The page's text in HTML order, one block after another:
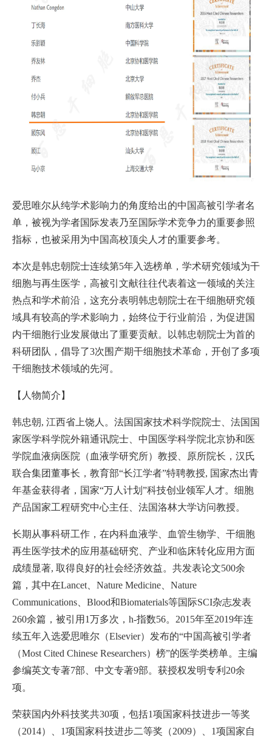
爱思唯尔从纯学术影响力的角度给出的中国高被引学者名
单，被视为学者国际发表乃至国际学术竞争力的重要参照
指标，也被采用为中国高校顶尖人才的重要参考。
本次是韩忠朝院士连续第5年入选榜单，学术研究领域为干
细胞与再生医学，高被引文献往往代表着这一领域的关注
热点和学术前沿，这充分表明韩忠朝院士在干细胞研究领
域具有较高的学术影响力，始终位于行业前沿，为促进国
内干细胞行业发展做出了重要贡献。以韩忠朝院士为首的
科研团队，倡导了3次围产期干细胞技术革命，开创了多项
干细胞技术领域的先河。
【人物简介】
韩忠朝, 江西省上饶人。法国国家技术科学院院士、法国国
家医学科学院外籍通讯院士、中国医学科学院北京协和医
学院血液病医院（血液学研究所）教授、原所院长，汉氏
联合集团董事长，教育部“长江学者”特聘教授, 国家杰出青
年基金获得者，国家“万人计划”科技创业领军人才。细胞
产品国家工程研究中心主任、法国洛林大学访问教授。
长期从事科研工作，在内科血液学、血管生物学、干细胞
再生医学技术的应用基础研究、产业和临床转化应用方面
成绩显著, 取得良好的社会经济效益。共发表论文500余
篇，其中在Lancet、Nature Medicine、Nature
Communications、Blood和Biomaterials等国际SCI杂志发表
260余篇，被引用1万多次，h-指数56。2015年至2019年连
续五年入选爱思唯尔（Elsevier）发布的“中国高被引学者
（Most Cited Chinese Researchers）榜”的医学类榜单。主编
参编英文专著7部、中文专著9部。获授权发明专利20余
项。
荣获国内外科技奖共30项，包括1项国家科技进步一等奖
（2014）、1项国家科技进步二等奖（2009）、1项国家自